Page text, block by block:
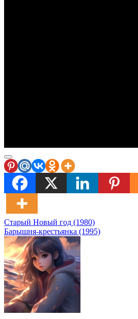
Навигация
по
записям
Старый Новый год (1980)
Барышня-крестьянка (1995)